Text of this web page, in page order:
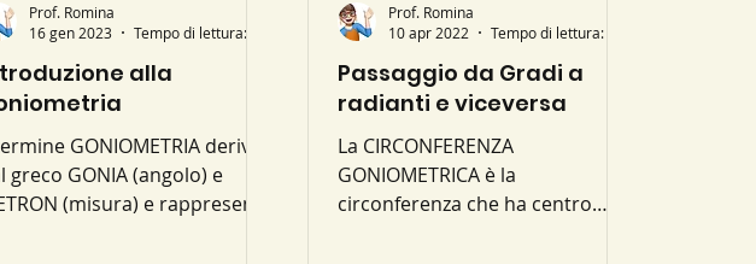
Retta Circonferenza
alla
GONIOMETRIA deriva
greco GONIA (angolo) e
(misura) e rappresenta
Prof. Romina
16 gen 2023
Passaggio da Gradi a
radianti e viceversa
La CIRCONFERENZA
GONIOMETRICA è la
circonferenza che ha centro
Prof. Romina
10 apr 2022